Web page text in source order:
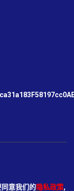
意我们的隐私政策,